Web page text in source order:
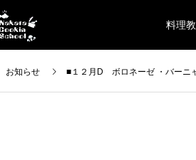
料理
お知らせ ■１２月D ボロネーゼ ・バーニ